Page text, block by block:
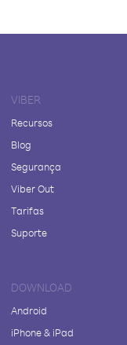
VIBER
Recursos
Blog
Segurança
Viber Out
Tarifas
Suporte
DOWNLOAD
Android
iPhone & iPad